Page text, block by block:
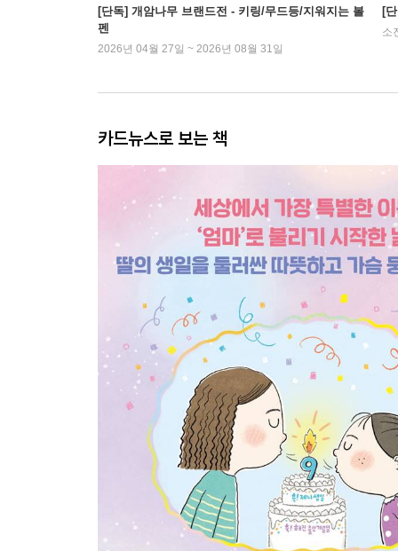
[단독] 개암나무 브랜드전 - 키링/무드등/지워지는 볼
펜
2026년 04월 27일 ~ 2026년 08월 31일
[
소
카드뉴스로 보는 책